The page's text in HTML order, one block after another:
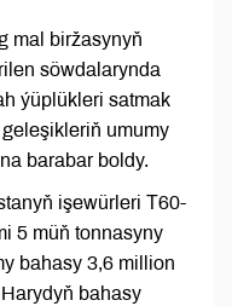
mal biržasynyň
söwdalarynda
ýüplükleri satmak
umumy
barabar boldy.
işewürleri Т60-
5 müň tonnasyny
bahasy 3,6 million
bahasy